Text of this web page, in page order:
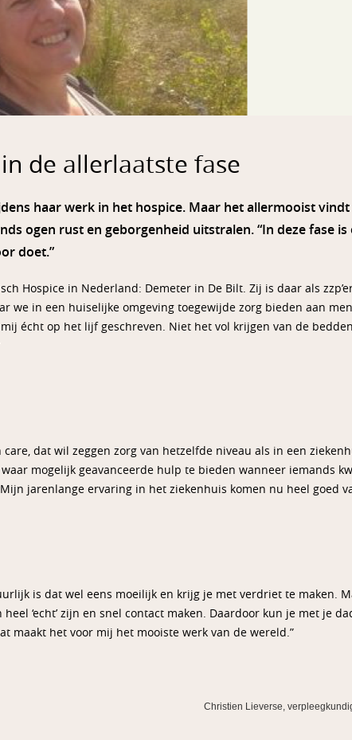
de allerlaatste fase
haar werk in het hospice. Maar het allermooist vindt
ogen rust en geborgenheid uitstralen. “In deze fase is
doet.”
Hospice in Nederland: Demeter in De Bilt. Zij is daar als
we in een huiselijke omgeving toegewijde zorg bieden aan
écht op het lijf geschreven. Niet het vol krijgen van de
dat wil zeggen zorg van hetzelfde niveau als in een
mogelijk geavanceerde hulp te bieden wanneer iemands
jarenlange ervaring in het ziekenhuis komen nu heel goed
is dat wel eens moeilijk en krijg je met verdriet te maken.
‘echt’ zijn en snel contact maken. Daardoor kun je met je
maakt het voor mij het mooiste werk van de wereld.”
Christien Lieverse,